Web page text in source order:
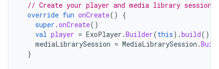
// Create your player and media library session
override fun onCreate()
{
super .onCreate()
val player = ExoPlayer .Builder(this).build()
mediaLibrarySession = MediaLibrarySession .
}